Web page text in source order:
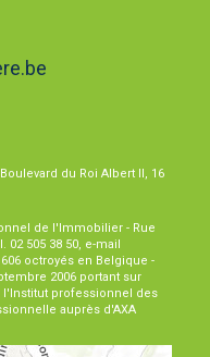
du Roi Albert II, 16
de l'Immobilier - Rue
02 505 38 50, e-mail
606 octroyés en Belgique -
2006 portant sur
l'Institut professionnel des
auprès d'AXA